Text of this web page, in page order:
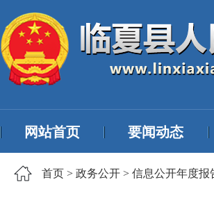
网站首页 要闻动态
首页 > 政务公开 > 信息公开年度报